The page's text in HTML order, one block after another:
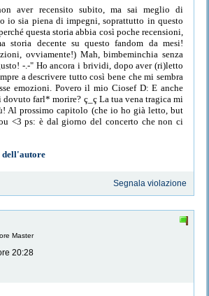
aver recensito subito, ma sai meglio di
io sia piena di impegni, soprattutto in questo
questa storia abbia così poche recensioni,
storia decente su questo fandom da mesi!
ovviamente!) Mah, bimbeminchia senza
-.-" Ho ancora i brividi, dopo aver (ri)letto
a descrivere tutto così bene che mi sembra
emozioni. Povero il mio Ciosef D: E anche
farl* morire? ç_ç La tua vena tragica mi
Al prossimo capitolo (che io ho già letto, but
<3 ps: è dal giorno del concerto che non ci
dell'autore
Segnala violazione
Master
20:28